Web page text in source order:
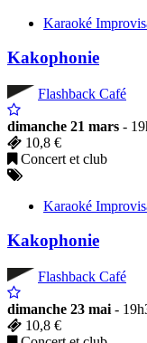
Karaoké
Kakophonie
Flashback Café
dimanche 21 mars -
10,8 €
Concert et club
Karaoké
Kakophonie
Flashback Café
dimanche 23 mai -
10,8 €